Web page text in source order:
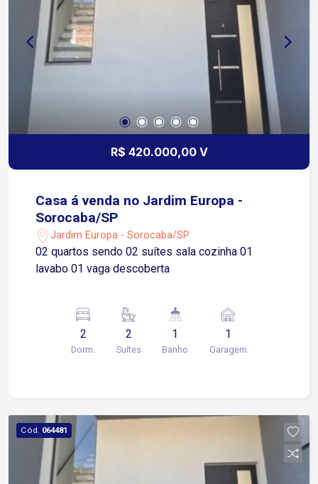
supermercados, farmácias, escolas, padarias,
bancos e diversos comércios Transporte público
nas proximidades
R$ 420.000,00 V
Casa á venda no Jardim Europa -
Sorocaba/SP
Jardim Europa - Sorocaba/SP
02 quartos sendo 02 suítes sala cozinha 01
lavabo 01 vaga descoberta
2
Dorm.
2
Suítes
1
Banho
1
Garagem
Cód. 064481